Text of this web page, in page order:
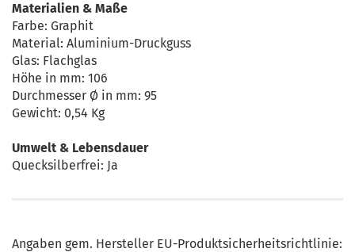
Materialien & Maße
Farbe: Graphit
Material: Aluminium-Druckguss
Glas: Flachglas
Höhe in mm: 106
Durchmesser Ø in mm: 95
Gewicht: 0,54 Kg
Umwelt & Lebensdauer
Quecksilberfrei: Ja
Angaben gem. Hersteller EU-Produktsicherheitsrichtlinie: